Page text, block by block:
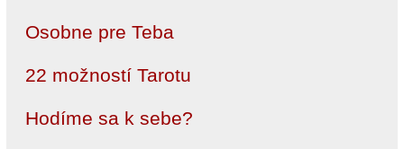
Osobne pre Teba
22 možností Tarotu
Hodíme sa k sebe?